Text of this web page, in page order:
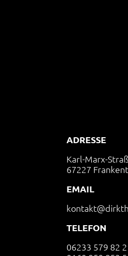
ADRESSE
Karl-Marx-
67227
EMAIL
TELEFON
06233 579 82